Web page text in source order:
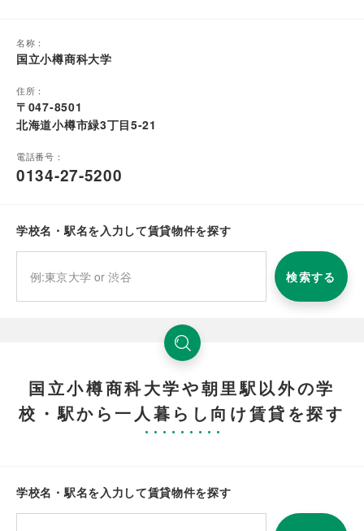
名称：
国立小樽商科大学
住所：
〒047-8501
北海道小樽市緑3丁目5-21
電話番号：
0134-27-5200
学校名・駅名を入力して賃貸物件を探す
検索する
国立小樽商科大学や朝里駅以外の学
校・駅から一人暮らし向け賃貸を探す
学校名・駅名を入力して賃貸物件を探す